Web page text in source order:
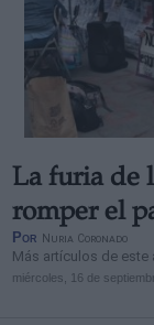
La furia de
romper el
Por Nuria Coronado
Más artículos de este
miércoles, 16 de